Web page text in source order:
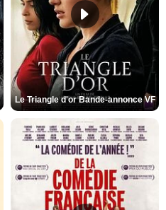
Le Triangle d'or Bande-annonce VF